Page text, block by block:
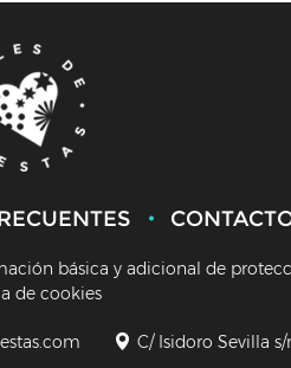
básica y adicional de
de cookies
C/ Isidoro Sevilla